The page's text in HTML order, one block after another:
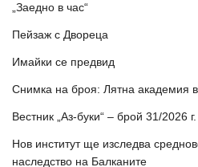
„Заедно в час“
Пейзаж с Двореца
Имайки се предвид
Снимка на броя: Лятна академия
Вестник „Аз-буки“ – брой 31/2026 г.
Нов институт ще изследва
наследство на Балканите